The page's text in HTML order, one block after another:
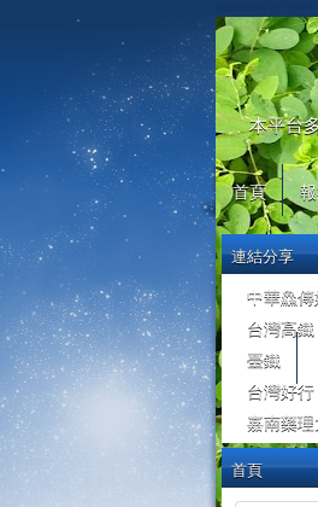
本平台
首頁
連結分享
中華鱻
台灣高鐵
臺鐵
台灣好行
嘉南藥
首頁